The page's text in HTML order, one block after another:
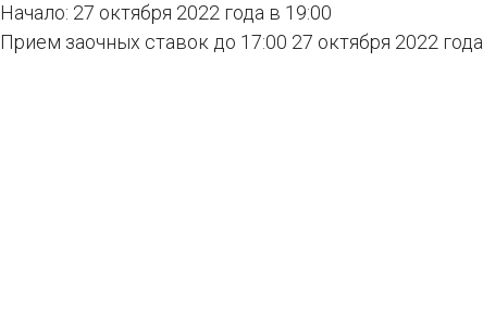
Начало: 27 октября 2022 года в 19:00
Прием заочных ставок до 17:00 27 октября 2022 года